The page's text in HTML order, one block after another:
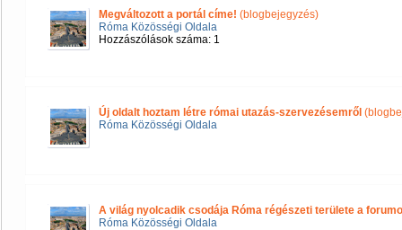
Megváltozott a portál címe! (blogbejegyzés)
Róma Közösségi Oldala
Hozzászólások száma: 1
Új oldalt hoztam létre római utazás-szervezésemről
Róma Közösségi Oldala
A világ nyolcadik csodája Róma régészeti területe a
Róma Közösségi Oldala